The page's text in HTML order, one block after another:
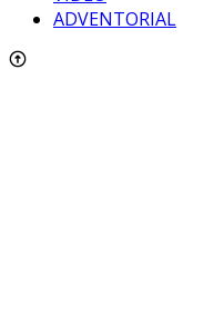
ADVENTORIAL